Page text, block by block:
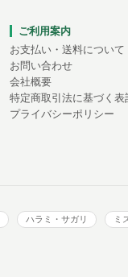
ご利用案内
お支払い・送料について
お問い合わせ
会社概要
特定商取引法に基づく表
プライバシーポリシー
ハラミ・サガリ ミ